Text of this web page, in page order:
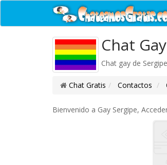
Chat
Chat gay de
Chat Gratis Contactos
Bienvenido a Gay Sergipe,